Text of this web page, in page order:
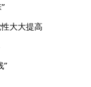
大大提高
”